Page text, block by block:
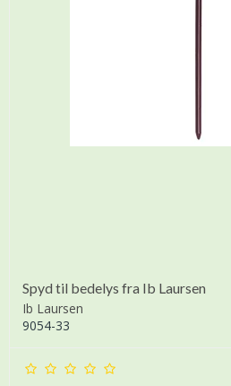
Spyd til bedelys fra Ib Laursen
Ib Laursen
9054-33